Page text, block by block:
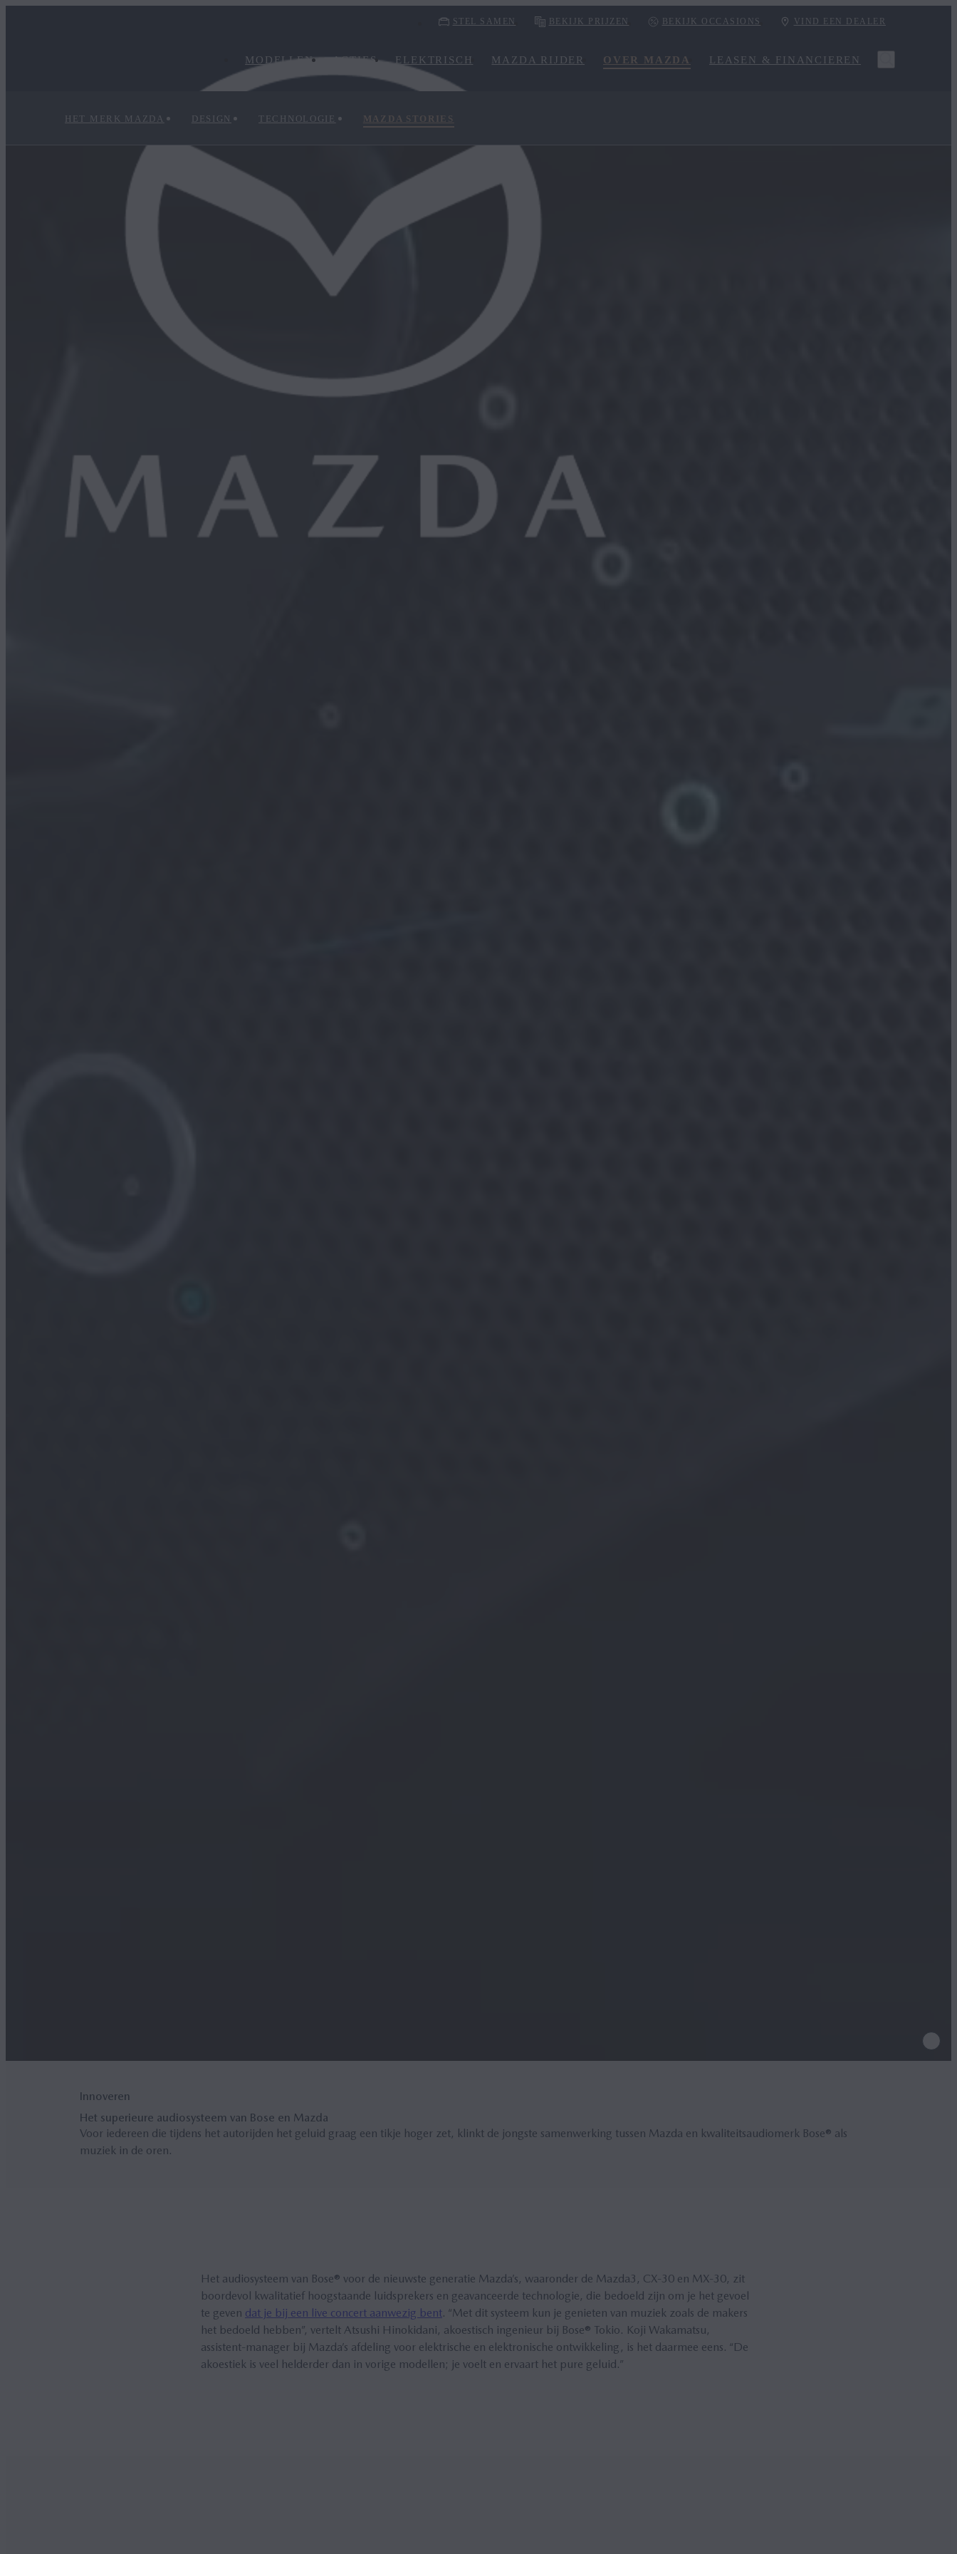
STEL SAMEN BEKIJK PRIJZEN BEKIJK OCCASIONS VIND EEN DEALER
MODELLEN ACTIES ELEKTRISCH MAZDA RIJDER OVER MAZDA LEASEN & FINANCIEREN
HET MERK MAZDA DESIGN TECHNOLOGIE MAZDA STORIES
Innoveren
Het superieure audiosysteem van Bose en Mazda
Voor iedereen die tijdens het autorijden het geluid graag een tikje hoger zet, klinkt de jongste samenwerking tussen Mazda en kwaliteitsaudiomerk Bose® als
muziek in de oren.
Het audiosysteem van Bose® voor de nieuwste generatie Mazda’s, waaronder de Mazda3, CX‑30 en MX‑30, zit
boordevol kwalitatief hoogstaande luidsprekers en geavanceerde technologie, die bedoeld zijn om je het gevoel
te geven dat je bij een live concert aanwezig bent. “Met dit systeem kun je genieten van muziek zoals de makers
het bedoeld hebben”, vertelt Atsushi Hinokidani, akoestisch ingenieur bij Bose® Tokio. Koji Wakamatsu,
assistent-manager bij Mazda’s afdeling voor elektrische en elektronische ontwikkeling, is het daarmee eens. “De
akoestiek is veel helderder dan in vorige modellen; je voelt en ervaart het pure geluid.”